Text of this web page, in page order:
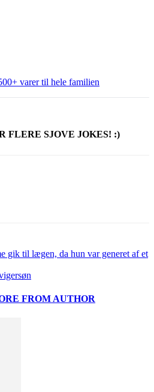
FLERE SJOVE JOKES! :)
gik til lægen, da hun var generet af et
FROM AUTHOR